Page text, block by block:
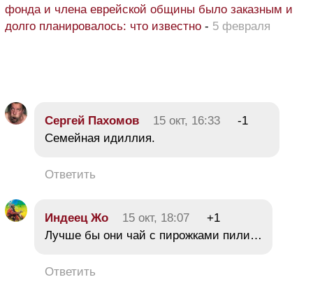
фонда и члена еврейской общины было заказным и
долго планировалось: что известно - 5 февраля
Сергей Пахомов 15 окт, 16:33
-1
Семейная идиллия.
Ответить
Индеец Жо 15 окт, 18:07
+1
Лучше бы они чай с пирожками пили…
Ответить